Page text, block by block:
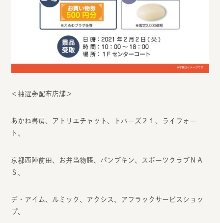
＜抽選券配布店舗＞
あかね書房、アトリエチャット、トパーズ２１、ライフォー
ト、
京都西陣前田、お弁当物語、パンプキン、スポーツクラブＮＡ
Ｓ、
デ・アイム、ルミック、アクシス、アフラックサービスショッ
プ、